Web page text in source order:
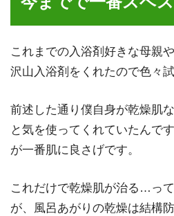
これまでの入浴剤好きな母親
沢山入浴剤をくれたので色々
前述した通り僕自身が乾燥肌
と気を使ってくれていたんで
が一番肌に良さげです。
これだけで乾燥肌が治る…っ
が、風呂あがりの乾燥は結構